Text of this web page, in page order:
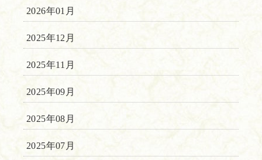
2026年01月
2025年12月
2025年11月
2025年09月
2025年08月
2025年07月